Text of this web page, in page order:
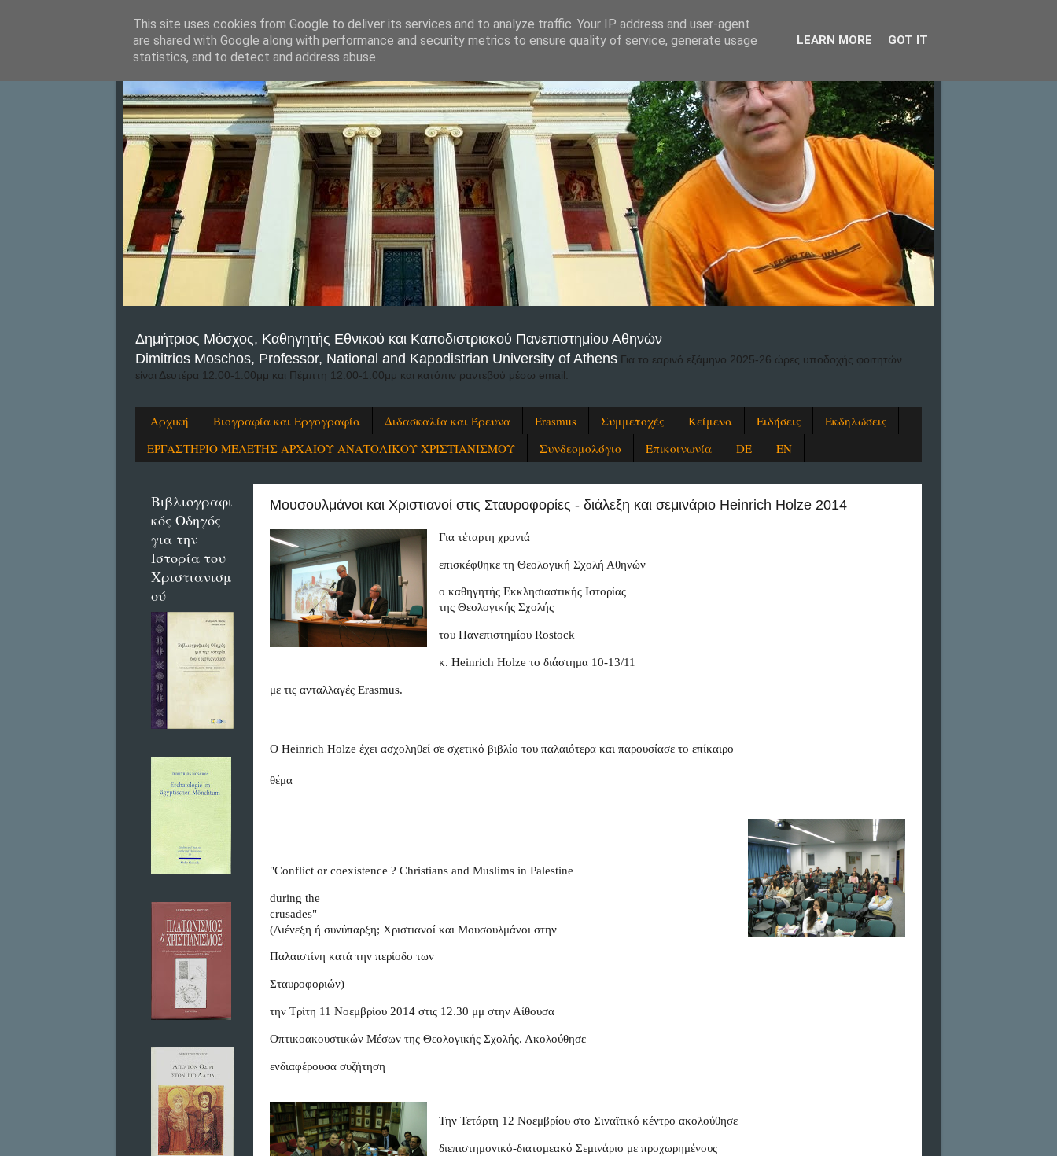
Δημήτριος Μόσχος, Καθηγητής Εθνικού και Καποδιστριακού Πανεπιστημίου Αθηνών
Dimitrios Moschos, Professor, National and Kapodistrian University of Athens Για το εαρινό εξάμηνο 2025-26 ώρες υποδοχής φοιτητών
είναι Δευτέρα 12.00-1.00μμ και Πέμπτη 12.00-1.00μμ και κατόπιν ραντεβού μέσω email.
Αρχική Βιογραφία και Εργογραφία Διδασκαλία και Έρευνα Erasmus Συμμετοχές Κείμενα Ειδήσεις
Εκδηλώσεις
ΕΡΓΑΣΤΗΡΙΟ ΜΕΛΕΤΗΣ ΑΡΧΑΙΟΥ ΑΝΑΤΟΛΙΚΟΥ ΧΡΙΣΤΙΑΝΙΣΜΟΥ
Συνδεσμολόγιο Επικοινωνία DE EN
Μουσουλμάνοι και Χριστιανοί στις Σταυροφορίες - διάλεξη και σεμινάριο Heinrich Holze 2014
Για τέταρτη χρονιά
επισκέφθηκε τη Θεολογική Σχολή Αθηνών
ο καθηγητής Εκκλησιαστικής Ιστορίας
της Θεολογικής Σχολής
του Πανεπιστημίου Rostock
κ. Heinrich Holze το διάστημα 10-13/11
με τις ανταλλαγές Erasmus.
Ο Heinrich Holze έχει ασχοληθεί σε σχετικό βιβλίο του παλαιότερα και παρουσίασε το επίκαιρο
θέμα
"Conflict or coexistence ? Christians and Muslims in Palestine
during the
crusades"
(Διένεξη ή συνύπαρξη; Χριστιανοί και Μουσουλμάνοι στην
Παλαιστίνη κατά την περίοδο των
Σταυροφοριών)
την Τρίτη 11 Νοεμβρίου 2014 στις 12.30 μμ στην Αίθουσα
Οπτικοακουστικών Μέσων της Θεολογικής Σχολής. Ακολούθησε
ενδιαφέρουσα συζήτηση
Την Τετάρτη 12 Νοεμβρίου στο Σιναϊτικό κέντρο ακολούθησε
διεπιστημονικό-διατομεακό Σεμινάριο με προχωρημένους
Βιβλιογραφι
κός Οδηγός
για την
Ιστορία του
Χριστιανισμ
ού
This site uses cookies from Google to deliver its services and to analyze traffic. Your IP address and user-agent
are shared with Google along with performance and security metrics to ensure quality of service, generate usage
statistics, and to detect and address abuse.
LEARN MORE GOT IT